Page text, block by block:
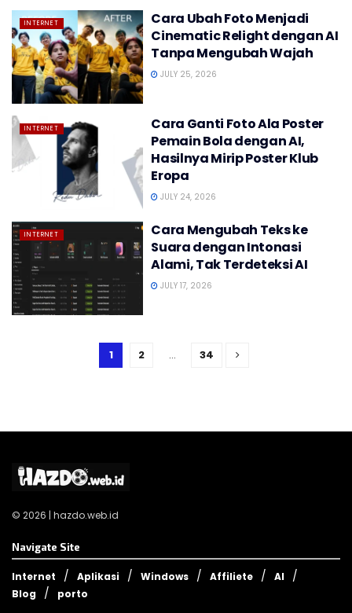
INTERNET
Cara Ubah Foto Menjadi
Cinematic Relight dengan AI
Tanpa Mengubah Wajah
JULY 25, 2026
INTERNET
Cara Ganti Foto Ala Poster
Pemain Bola dengan AI,
Hasilnya Mirip Poster Klub
Eropa
JULY 24, 2026
INTERNET
Cara Mengubah Teks ke
Suara dengan Intonasi
Alami, Tak Terdeteksi AI
JULY 17, 2026
1 2 … 34
© 2026 | hazdo.web.id
Navigate Site
Internet Aplikasi Windows Affiliete
AI
Blog
porto